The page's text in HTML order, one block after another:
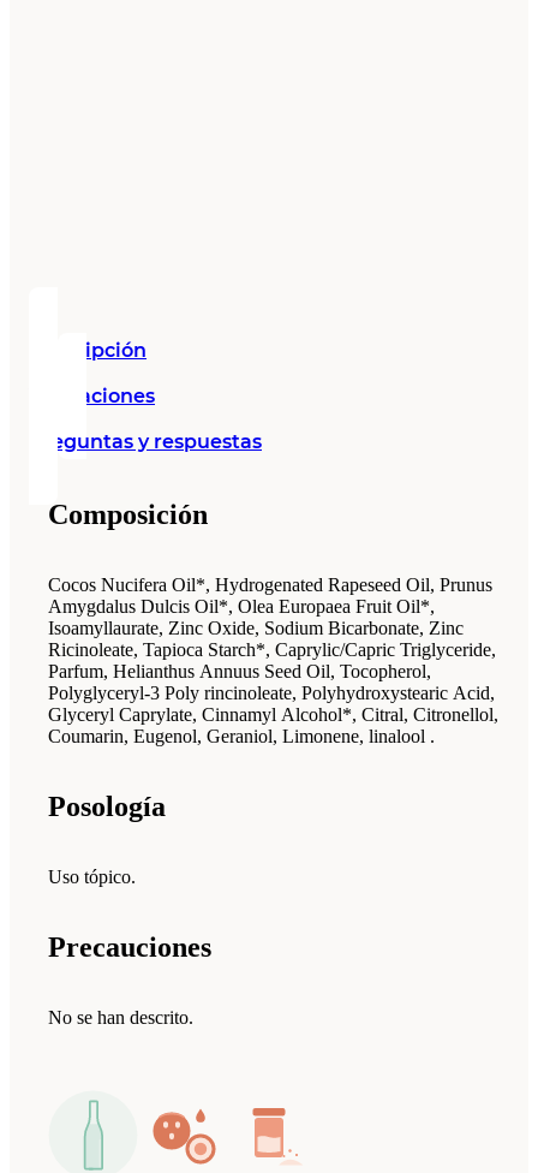
Descripción
Valoraciones
Preguntas y respuestas
Composición
Cocos Nucifera Oil*, Hydrogenated Rapeseed Oil, Prunus
Amygdalus Dulcis Oil*, Olea Europaea Fruit Oil*,
Isoamyllaurate, Zinc Oxide, Sodium Bicarbonate, Zinc
Ricinoleate, Tapioca Starch*, Caprylic/Capric Triglyceride,
Parfum, Helianthus Annuus Seed Oil, Tocopherol,
Polyglyceryl-3 Poly­ rincinoleate, Polyhydroxystearic Acid,
Glyceryl Caprylate, Cinnamyl Alcohol*, Citral, Citronellol,
Coumarin, Eugenol, Geraniol, Limonene, linalool .
Posología
Uso tópico.
Precauciones
No se han descrito.